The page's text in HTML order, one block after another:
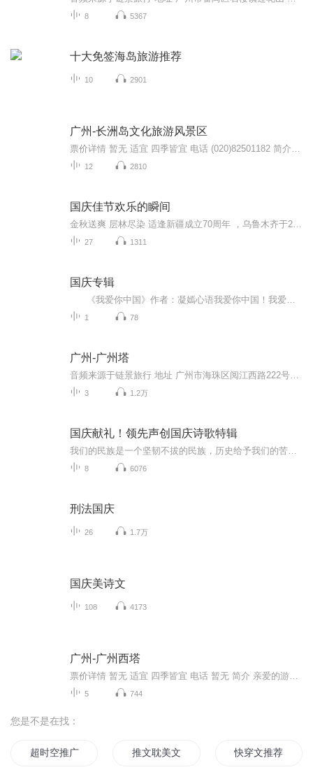
8 5367
十大免签海岛旅游推荐
10 2901
广州-长洲岛文化旅游风景区
12 2810
国庆佳节欢乐的瞬间
27 1311
国庆专辑
1 78
广州-广州塔
3 1.2万
国庆献礼！领先声创国庆诗歌特辑
8 6076
刑法国庆
26 1.7万
国庆美诗文
108 4173
广州-广州西塔
5 744
您是不是在找：
超时空推广员 推文耽美文推荐 快穿文推荐